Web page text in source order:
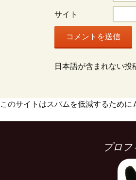
サイト
日本語が含まれない投
このサイトはスパムを低減するために
プロフ